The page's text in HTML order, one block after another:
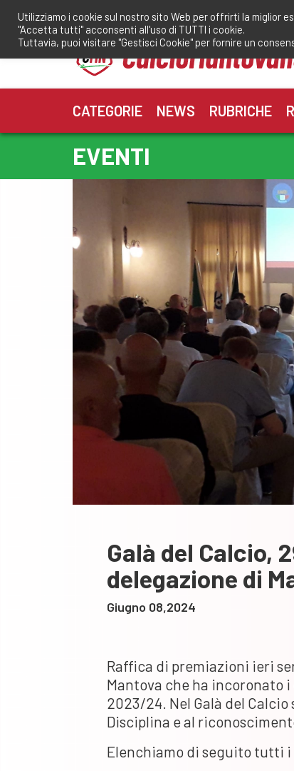
contenuto
CATEGORIE NEWS RUBRICHE
EVENTI
Galà del Calcio,
delegazione di
Giugno 08,2024
Raffica di premiazioni ieri
Mantova che ha incoronato
2023/24. Nel Galà del
Disciplina e al
Elenchiamo di seguito tutti
Utilizziamo i cookie sul nostro sito Web per offrirti la miglior
"Accetta tutti" acconsenti all'uso di TUTTI i cookie.
Tuttavia, puoi visitare "Gestisci Cookie" per fornire un